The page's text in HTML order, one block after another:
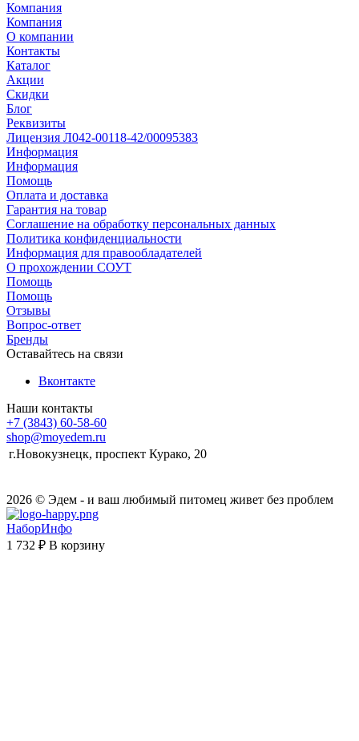
Компания
Компания
О компании
Контакты
Каталог
Акции
Скидки
Блог
Реквизиты
Лицензия Л042-00118-42/00095383
Информация
Информация
Помощь
Оплата и доставка
Гарантия на товар
Соглашение на обработку персональных данных
Политика конфиденциальности
Информация для правообладателей
О прохождении СОУТ
Помощь
Помощь
Отзывы
Вопрос-ответ
Бренды
Оставайтесь на связи
Вконтакте
Наши контакты
+7 (3843) 60-58-60
shop@moyedem.ru
г.Новокузнецк, проспект Курако, 20
2026 © Эдем - и ваш любимый питомец живет без проблем
НаборИнфо
1 732 ₽ В корзину